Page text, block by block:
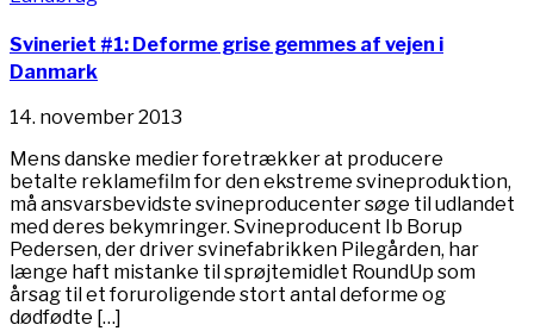
Svineriet #1: Deforme grise gemmes af vejen i
Danmark
14. november 2013
Mens danske medier foretrækker at producere
betalte reklamefilm for den ekstreme svineproduktion,
må ansvarsbevidste svineproducenter søge til udlandet
med deres bekymringer. Svineproducent Ib Borup
Pedersen, der driver svinefabrikken Pilegården, har
længe haft mistanke til sprøjtemidlet RoundUp som
årsag til et foruroligende stort antal deforme og
dødfødte […]